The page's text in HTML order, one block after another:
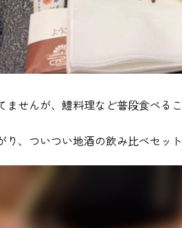
ませんが、鱧料理など普段食べる
り、ついつい地酒の飲み比べセッ